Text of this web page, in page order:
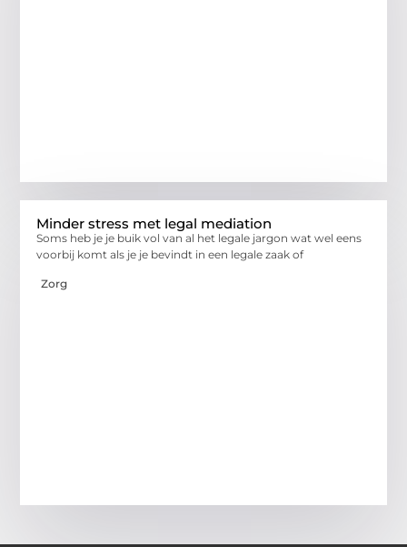
Minder stress met legal mediation
Soms heb je je buik vol van al het legale jargon wat wel eens
voorbij komt als je je bevindt in een legale zaak of
Zorg